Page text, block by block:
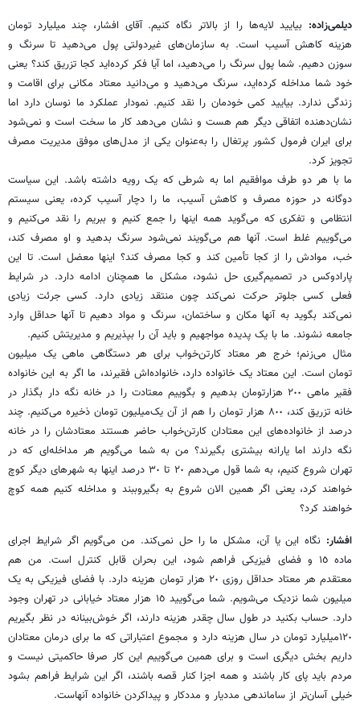
دیلمی‌زاده: بیایید لایه‌ها را از بالاتر نگاه کنیم. آقای افشار، چند میلیارد تومان
هزینه کاهش آسیب است. به سازمان‌های غیردولتی پول می‌دهید تا سرنگ و
سوزن دهیم. شما پول سرنگ را می‌دهید، اما آیا فکر کرده‌اید کجا تزریق کند؟ یعنی
خود شما مداخله کرده‌اید، سرنگ می‌دهید و می‌دانید معتاد مکانی برای اقامت و
زندگی ندارد. بیایید کمی خودمان را نقد کنیم. نمودار عملکرد ما نوسان دارد اما
نشان‌دهنده اتفاقی دیگر هم هست و نشان می‌دهد کار ما سخت است و نمی‌شود
برای ایران فرمول کشور پرتغال را به‌عنوان یکی از مدل‌های موفق مدیریت مصرف
تجویز کرد.
ما با هر دو طرف موافقیم اما به شرطی که یک رویه داشته باشد. این سیاست
دوگانه در حوزه مصرف و کاهش آسیب، ما را دچار آسیب کرده، یعنی سیستم
انتظامی و تفکری که می‌گوید همه اینها را جمع کنیم و ببریم را نقد می‌کنیم و
می‌گوییم غلط است. آنها هم می‌گویند نمی‌شود سرنگ بدهید و او مصرف کند،
خب، موادش را از کجا تأمین کند و کجا مصرف کند؟ ‌اینها معضل است. تا این
پارادوکس در تصمیم‌گیری حل نشود، مشکل ما همچنان ادامه دارد. در شرایط
فعلی کسی جلوتر حرکت نمی‌کند چون منتقد زیادی دارد. کسی جرئت زیادی
نمی‌کند بگوید به آنها مکان و ساختمان، سرنگ و مواد دهیم تا آنها حداقل وارد
جامعه نشوند. ما با یک پدیده مواجهیم و باید آن را بپذیریم و مدیریتش کنیم.
مثال می‌زنم؛ خرج هر معتاد کارتن‌خواب برای هر دستگاهی ماهی یک‌ میلیون
تومان است. این معتاد یک خانواده دارد، خانواده‌اش فقیرند، ما اگر به این خانواده
فقیر ماهی ٢٠٠ ‌هزارتومان بدهیم و بگوییم معتادت را در خانه نگه دار بگذار در
خانه تزریق کند، ٨٠٠‌ هزار تومان را هم از آن یک‌میلیون تومان ذخیره می‌کنیم. چند
درصد از خانواده‌های این معتادان کارتن‌خواب حاضر هستند معتادشان را در خانه
نگه دارند اما یارانه بیشتری بگیرند؟ من به شما می‌گویم هر مداخله‌ای که در
تهران شروع کنیم، به شما قول می‌دهم ٢٠ تا ٣٠ درصد اینها به شهرهای دیگر کوچ
خواهند کرد، یعنی اگر همین الان شروع به بگیروببند و مداخله کنیم همه کوچ
خواهند کرد؟
افشار: نگاه این یا آن، مشکل ما را حل نمی‌کند. من می‌گویم اگر شرایط اجرای
ماده ١٥ و فضای فیزیکی فراهم شود، این بحران قابل کنترل است. من هم
معتقدم هر معتاد حداقل روزی ٢٠‌ هزار تومان هزینه دارد. با فضای فیزیکی به یک‌
میلیون شما نزدیک می‌شویم. شما می‌گویید ١٥ ‌هزار معتاد خیابانی در تهران وجود
دارد. حساب بکنید در طول سال چقدر هزینه دارند، اگر خوش‌بینانه در نظر بگیریم
١٢٠‌میلیارد تومان در سال هزینه دارد و مجموع اعتباراتی که ما برای درمان معتادان
داریم بخش دیگری است و برای همین می‌گوییم این کار صرفا حاکمیتی نیست و
مردم باید پای کار باشند و همه اجزا کنار قصه باشند، اگر این شرایط فراهم بشود
خیلی آسان‌تر از ساماندهی مددیار و مددکار و پیداکردن خانواده آنهاست.